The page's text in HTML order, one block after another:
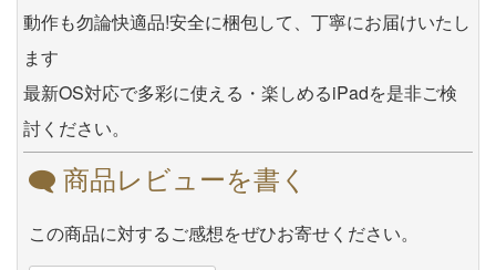
動作も勿論快適品!安全に梱包して、丁寧にお届けいたし
ます
最新OS対応で多彩に使える・楽しめるiPadを是非ご検
討ください。
商品レビューを書く
この商品に対するご感想をぜひお寄せください。